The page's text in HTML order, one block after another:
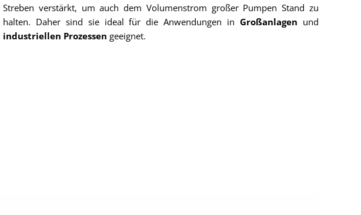
Streben verstärkt, um auch dem Volumenstrom großer Pumpen Stand zu
halten. Daher sind sie ideal für die Anwendungen inGroßanlagen und
industriellen Prozessen geeignet.